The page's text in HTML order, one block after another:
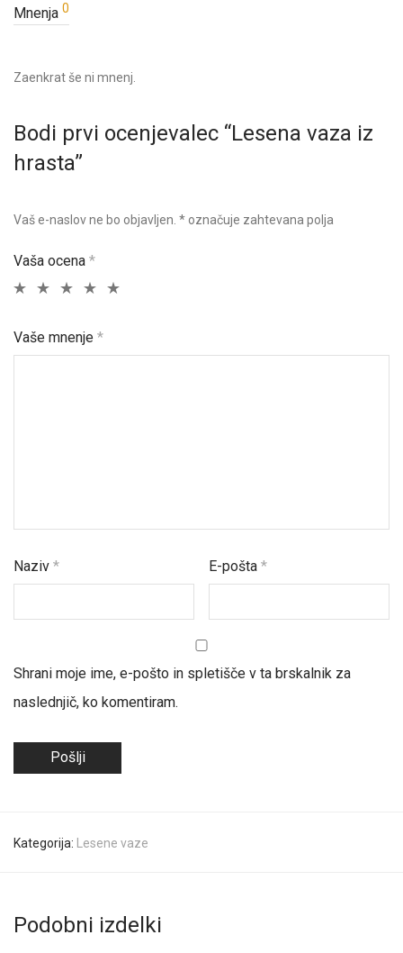
Mnenja 0
Zaenkrat še ni mnenj.
Bodi prvi ocenjevalec “Lesena vaza iz
hrasta”
Vaš e-naslov ne bo objavljen. * označuje zahtevana polja
Vaša ocena *
Vaše mnenje *
Naziv * E-pošta*
Shrani moje ime, e-pošto in spletišče v ta brskalnik za
naslednjič, ko komentiram.
Kategorija: Lesene vaze
Podobni izdelki